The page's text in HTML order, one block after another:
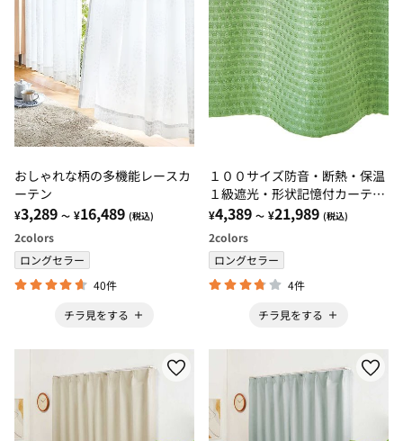
おしゃれな柄の多機能レースカ
ーテン
¥3,289 ～ ¥16,489 (税込)
2colors
ロングセラー
40件
チラ見をする
１００サイズ防音・断熱・保温
１級遮光・形状記憶付カーテ
ン グリーン・モスグリーン
¥4,389 ～ ¥21,989 (税込)
2colors
ロングセラー
4件
チラ見をする